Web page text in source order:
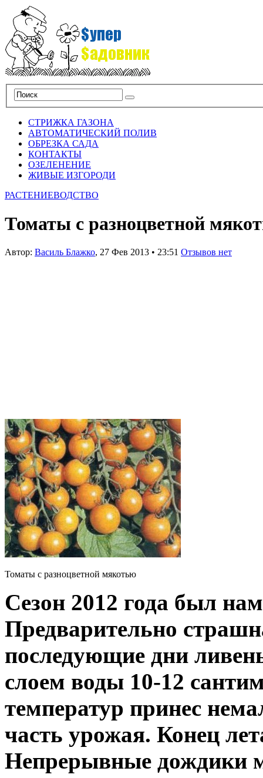
СТРИЖКА ГАЗОНА
АВТОМАТИЧЕСКИЙ ПОЛИВ
ОБРЕЗКА САДА
КОНТАКТЫ
ОЗЕЛЕНЕНИЕ
ЖИВЫЕ ИЗГОРОДИ
РАСТЕНИЕВОДСТВО
Томаты с разноцветной
Автор: Василь Блажко, 27 Фев 2013 • 23:51 Отзывов нет
Томаты с разноцветной мякотью
Сезон 2012 года был
Предварительно
последующие дни
слоем воды 10-12
температур принес
часть урожая. Конец
Непрерывные дождики